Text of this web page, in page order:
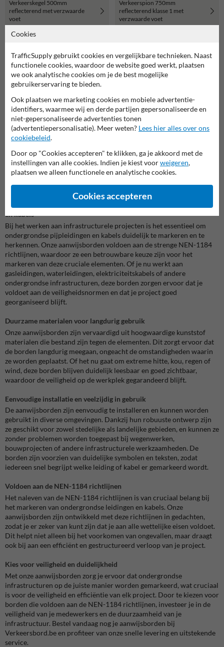
Verkeerskegel 500mm
reflecterend met verzwaarde
voet
Verkeerspion 750mm
reflecterend klasse 1 met
verzwaarde voet
Bouwhek voet kunststof - 25kg
Aanwijsborden
Informatie: Aanwijsborden
Aanwijsborden voor het markeren van ondergrondse pijpleidingen
en kabels
Bij het werken aan infrastructurele projecten is het essentieel om
ondergrondse pijpleidingen en kabels duidelijk te markeren en te
herkennen. Onze aanwijsborden voldoen aan de strenge NEN-1184
richtlijnen, waardoor ze een betrouwbare keuze zijn voor het
markeren van deze cruciale elementen. Of je nu werkt aan
gasleidingen, waterleidingen, elektriciteitskabels of andere
ondergrondse infrastructuren, deze borden zorgen ervoor dat je
voldoet aan de veiligheidsnormen en dat je project goed
georganiseerd blijft.
Duurzame materialen voor langdurig gebruik
Onze aanwijsborden zijn vervaardigd uit hoogwaardige kunststof
materialen die bestand zijn tegen de elementen. Dit zorgt ervoor dat
de borden langdurig meegaan, ongeacht de omstandigheden waarin
ze worden geplaatst. Of het nu gaat om extreme hitte, kou, regen of
wind, deze borden blijven duidelijk leesbaar en goed zichtbaar,
waardoor de veiligheid op de werkplek gegarandeerd blijft.
Eenvoudige installatie en veelzijdig in gebruik
De aanwijsborden zijn eenvoudig te installeren en kunnen worden
gebruikt in diverse omgevingen. Dankzij hun robuuste ontwerp zijn
ze geschikt voor zowel stedelijke als landelijke gebieden, en kunnen ze
zonder problemen worden toegepast bij wegenwerken,
bouwprojecten of andere infrastructurele werkzaamheden. De
borden zijn voorzien van duidelijke symbolen en teksten, zodat
iedereen snel begrijpt welke leiding of kabel er gemarkeerd wordt.
Voldoen aan de NEN-1184 richtlijnen
Het naleven van de NEN-1184 richtlijnen is van cruciaal belang bij
het markeren van ondergrondse leidingen en kabels. Onze
aanwijsborden zijn ontwikkeld met deze richtlijnen in gedachten,
zodat je er zeker van kunt zijn dat je aan alle wettelijke eisen voldoet.
Dit helpt niet alleen bij het voorkomen van ongevallen, maar draagt
ook bij aan een efficiënt en gestructureerd verloop van je project.
Kies voor veiligheid en duidelijkheid
Met onze aanwijsborden zorg je ervoor dat ondergrondse
infrastructuren op de juiste manier worden gemarkeerd, wat cruciaal
is voor de veiligheid en efficiëntie van elk project. Door te kiezen voor
borden die voldoen aan de NEN-1184 richtlijnen, investeer je in de
veiligheid van je medewerkers en de duurzaamheid van je
infrastructuur. Bestel vandaag nog je aanwijsborden bij
Verkeersbord.be en profiteer van onze snelle levering en uitstekende
service.
Cookies
TrafficSupply gebruikt cookies en vergelijkbare technieken. Naast
functionele cookies, waardoor de website goed werkt, plaatsen
we ook analytische cookies om je de best mogelijke
gebruikerservaring te bieden.
Ook plaatsen we marketing cookies en mobiele advertentie-
identifiers, waarmee wij en derde partijen gepersonaliseerde en
niet-gepersonaliseerde advertenties tonen
(advertentiepersonalisatie). Meer weten? Lees hier alles over ons
cookiebeleid.
Door op "Cookies accepteren" te klikken, ga je akkoord met de
instellingen van alle cookies. Indien je kiest voorweigeren,
plaatsen we alleen functionele en analytische cookies.
Cookies accepteren